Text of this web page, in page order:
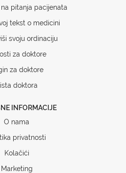
pitanja pacijenata
tekst o medicini
svoju ordinaciju
za doktore
za doktore
Lista doktora
INFORMACIJE
O nama
privatnosti
Kolačići
Marketing